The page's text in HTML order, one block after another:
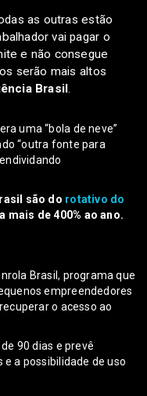
as outras estão
vai pagar o
e não consegue
serão mais altos
Brasil.
uma “bola de neve”
“outra fonte para
são do rotativo do
mais de 400% ao ano.
Brasil, programa que
empreendedores
o acesso ao
90 dias e prevê
a possibilidade de uso